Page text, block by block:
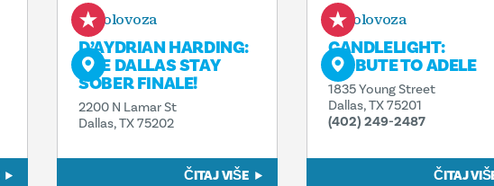
7. kolovoza
D’AYDRIAN HARDING:
THE DALLAS STAY
SOBER FINALE!
2200 N Lamar St
Dallas, TX 75202
ČITAJ VIŠE
7. kolovoza
CANDLELIGHT:
TRIBUTE TO ADELE
1835 Young Street
Dallas, TX 75201
(402) 249-2487
ČITAJ